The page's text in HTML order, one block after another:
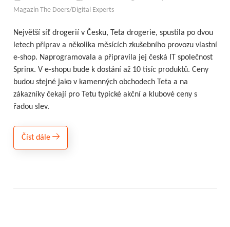
Magazín The Doers/Digital Experts
Největší síť drogerií v Česku, Teta drogerie, spustila po dvou
letech příprav a několika měsících zkušebního provozu vlastní
e-shop. Naprogramovala a připravila jej česká IT společnost
Sprinx. V e-shopu bude k dostání až 10 tisíc produktů. Ceny
budou stejné jako v kamenných obchodech Teta a na
zákazníky čekají pro Tetu typické akční a klubové ceny s
řadou slev.
Číst dále